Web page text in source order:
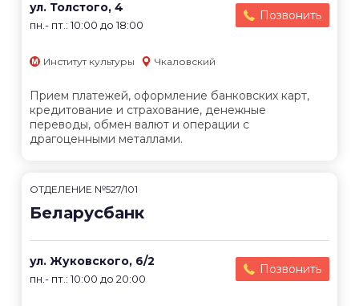
ул. Толстого, 4
пн.- пт.: 10:00 до 18:00
Позвонить
Институт культуры Чкаловский
Прием платежей, оформление банковских карт,
кредитование и страхование, денежные
переводы, обмен валют и операции с
драгоценными металлами.
ОТДЕЛЕНИЕ №527/101
Беларусбанк
ул. Жуковского, 6/2
пн.- пт.: 10:00 до 20:00
Позвонить